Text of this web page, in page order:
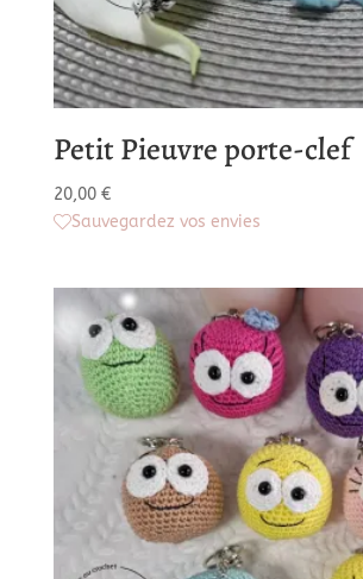
Petit Pieuvre porte-clef
20,00 €
Sauvegardez vos envies